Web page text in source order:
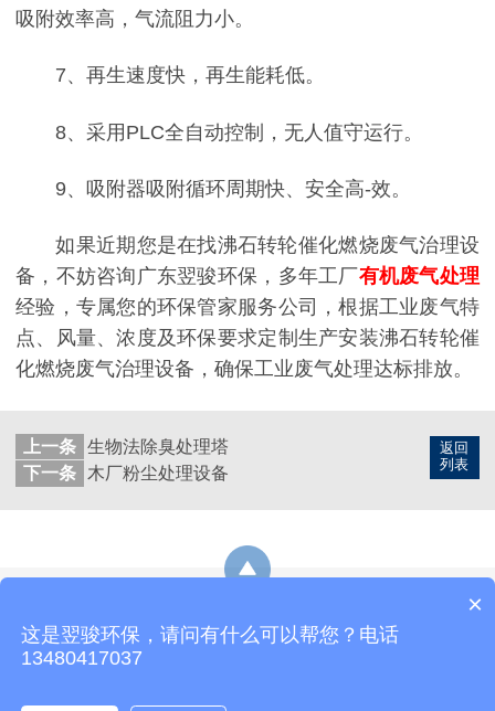
吸附效率高，气流阻力小。
7、再生速度快，再生能耗低。
8、采用PLC全自动控制，无人值守运行。
9、吸附器吸附循环周期快、安全高-效。
如果近期您是在找沸石转轮催化燃烧废气治理设
备，不妨咨询广东翌骏环保，多年工厂有机废气处理
经验，专属您的环保管家服务公司，根据工业废气特
点、风量、浓度及环保要求定制生产安装沸石转轮催
化燃烧废气治理设备，确保工业废气处理达标排放。
返回
列表
上一条 生物法除臭处理塔
下一条
木厂粉尘处理设备
热线：19878229349
×
这是翌骏环保，请问有什么可以帮您？电话
13480417037